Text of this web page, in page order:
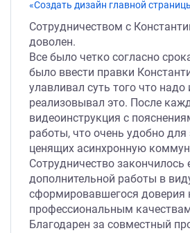
Сотрудничеством с
доволен.
Все было четко согласно
было ввести правки
улавливал суть того что надо
реализовывал это. После
видеоинструкция с
работы, что очень удобно
ценящих асинхронную
Сотрудничество
дополнительной работы в
сформировавшегося доверия
профессиональным
Благодарен за совместный